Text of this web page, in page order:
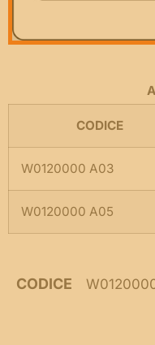
CODICE
W0120000 A03
W0120000 A05
CODICE